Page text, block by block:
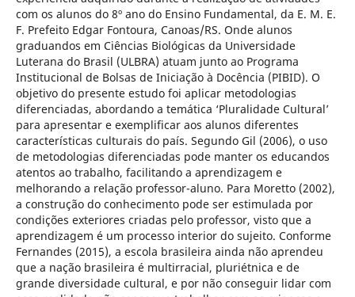
com os alunos do 8º ano do Ensino Fundamental, da E. M. E.
F. Prefeito Edgar Fontoura, Canoas/RS. Onde alunos
graduandos em Ciências Biológicas da Universidade
Luterana do Brasil (ULBRA) atuam junto ao Programa
Institucional de Bolsas de Iniciação à Docência (PIBID). O
objetivo do presente estudo foi aplicar metodologias
diferenciadas, abordando a temática ‘Pluralidade Cultural’
para apresentar e exemplificar aos alunos diferentes
características culturais do país. Segundo Gil (2006), o uso
de metodologias diferenciadas pode manter os educandos
atentos ao trabalho, facilitando a aprendizagem e
melhorando a relação professor-aluno. Para Moretto (2002),
a construção do conhecimento pode ser estimulada por
condições exteriores criadas pelo professor, visto que a
aprendizagem é um processo interior do sujeito. Conforme
Fernandes (2015), a escola brasileira ainda não aprendeu
que a nação brasileira é multirracial, pluriétnica e de
grande diversidade cultural, e por não conseguir lidar com